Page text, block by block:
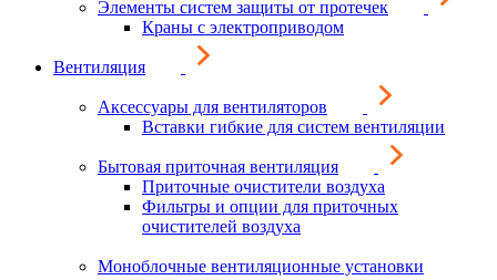
Элементы систем защиты от протечек
Краны с электроприводом
Вентиляция
Аксессуары для вентиляторов
Вставки гибкие для систем вентиляции
Бытовая приточная вентиляция
Приточные очистители воздуха
Фильтры и опции для приточных
очистителей воздуха
Моноблочные вентиляционные установки